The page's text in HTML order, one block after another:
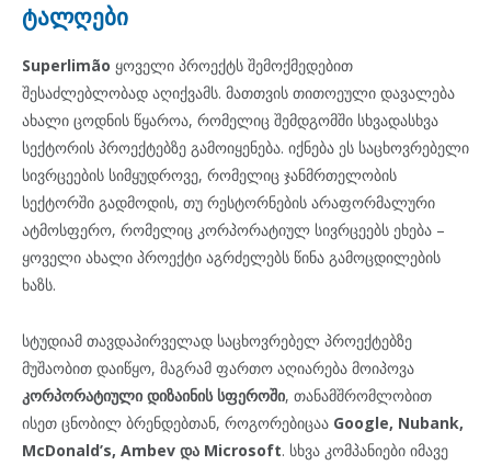
ტალღები
Superlimão ყოველი პროექტს შემოქმედებით
შესაძლებლობად აღიქვამს. მათთვის თითოეული დავალება
ახალი ცოდნის წყაროა, რომელიც შემდგომში სხვადასხვა
სექტორის პროექტებზე გამოიყენება. იქნება ეს საცხოვრებელი
სივრცეების სიმყუდროვე, რომელიც ჯანმრთელობის
სექტორში გადმოდის, თუ რესტორნების არაფორმალური
ატმოსფერო, რომელიც კორპორატიულ სივრცეებს ეხება –
ყოველი ახალი პროექტი აგრძელებს წინა გამოცდილების
ხაზს.
სტუდიამ თავდაპირველად საცხოვრებელ პროექტებზე
მუშაობით დაიწყო, მაგრამ ფართო აღიარება მოიპოვა
კორპორატიული დიზაინის სფეროში, თანამშრომლობით
ისეთ ცნობილ ბრენდებთან, როგორებიცაა Google, Nubank,
McDonald’s, Ambev და Microsoft. სხვა კომპანიები იმავე